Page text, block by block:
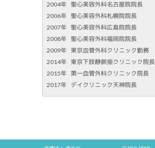
2004年 聖心美容外科名古屋院院長
2006年 聖心美容外科札幌院院長
2007年 聖心美容外科広島院院長
2008年 聖心美容外科福岡院院長
2009年 東京血管外科クリニック勤務
2014年 東京下肢静脈瘤クリニック院長
2015年 第一血管外科クリニック院長
2017年 デイクリニック天神院長